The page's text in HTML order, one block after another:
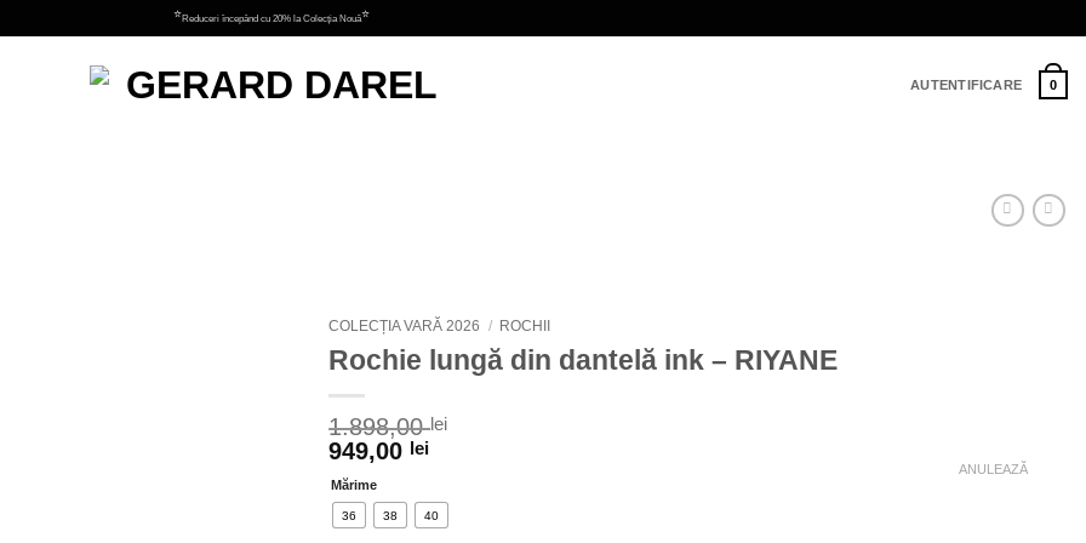
⭐Reduceri începând cu 20% la Colecția Nouă⭐
AUTENTIFICARE 0
COLECȚIA VARĂ 2026 / ROCHII
Rochie lungă din dantelă ink – RIYANE
1.898,00lei
949,00 lei
Mărime
36 38 40
ANULEAZĂ